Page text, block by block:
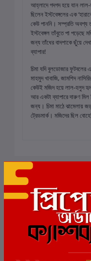
আহ্লাদে গদগদ হয়ে যান
ছিলেন ইস্টবেঙ্গলের এক
কেউ পাননি। সম্প্রতি অবশ্য
ইস্টবেঙ্গল তাঁবুতে পা পড়েছে
জন্য তাঁধের বাদশাকে ছুঁয়ে
ব্যাপার!
চিমা যদি বুলডোজার ফুটবলের
মাহমুদ খাবাজি, জামশিদ
কেউই মজিদ হয়ে লাল-হলুদ
আর একটা ব্যাপারে দারুণ
জন্য। চিমা মাঠে ঝামেলায়
ট্রেডমার্ক। মজিদের ছিল
প্রকাশক
শালিধান
শালিধান
অনুসরণকারী: